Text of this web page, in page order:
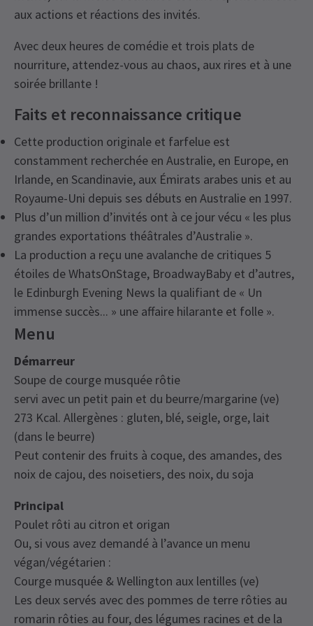
aux actions et réactions des invités.
Avec deux heures de comédie et trois plats de
nourriture, attendez-vous au chaos, aux rires et à une
soirée brillante !
Faits et reconnaissance critique
Cette production originale et farfelue est
constamment recherchée en Australie, en Europe, en
Irlande, en Scandinavie, aux Émirats arabes unis et au
Royaume-Uni depuis ses débuts en Australie en 1997.
Plus d’un million d’invités ont à ce jour vécu « les plus
grandes exportations théâtrales d’Australie ».
La production a reçu une avalanche de critiques 5
étoiles de WhatsOnStage, BroadwayBaby et d’autres,
le Edinburgh Evening News la qualifiant de « Un
immense succès... » une affaire hilarante et folle ».
Menu
Démarreur
Soupe de courge musquée rôtie
servi avec un petit pain et du beurre/margarine (ve)
273 Kcal. Allergènes : gluten, blé, seigle, orge, lait
(dans le beurre)
Peut contenir des fruits à coque, des amandes, des
noix de cajou, des noisetiers, des noix, du soja
Principal
Poulet rôti au citron et origan
Ou, si vous avez demandé à l’avance un menu
végan/végétarien :
Courge musquée & Wellington aux lentilles (ve)
Les deux servés avec des pommes de terre rôties au
romarin rôties au four, des légumes racines et de la